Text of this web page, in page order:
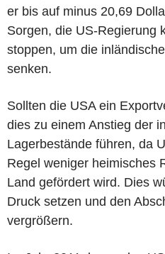
er bis auf minus 20,69
Sorgen, die US-Regierung
stoppen, um die
senken.
Sollten die USA ein
dies zu einem Anstieg der
Lagerbestände führen, da
Regel weniger heimisches
Land gefördert wird. Dies
Druck setzen und den
vergrößern.